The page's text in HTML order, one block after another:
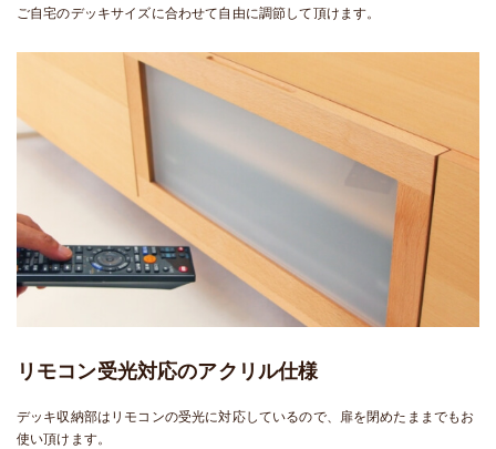
ご自宅のデッキサイズに合わせて自由に調節して頂けます。
リモコン受光対応のアクリル仕様
デッキ収納部はリモコンの受光に対応しているので、扉を閉めたままでもお
使い頂けます。